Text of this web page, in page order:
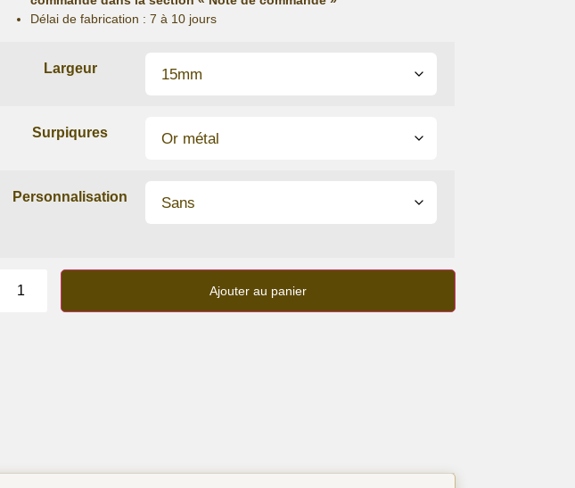
Délai de fabrication : 7 à 10 jours
Largeur
Surpiqures
Personnalisation
Bracelet
Ajouter au panier